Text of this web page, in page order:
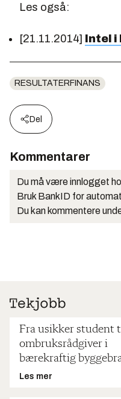
Les også:
[21.11.2014] Intel i
RESULTATERFINANS
Del
Kommentarer
Du må være innlogget
Bruk BankID for
Du kan kommentere
Fra usikker student
ombruksrådgiver i
bærekraftig
Les mer